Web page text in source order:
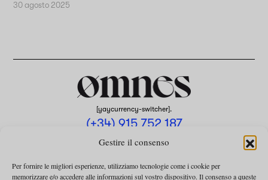
Gestire il consenso
Per fornire le migliori esperienze, utilizziamo tecnologie come i cookie per
memorizzare e/o accedere alle informazioni sul vostro dispositivo. Il consenso a queste
30 agosto 2025
[yaycurrency-switcher].
(+34) 915 752 187
omnes@omnesmag.com